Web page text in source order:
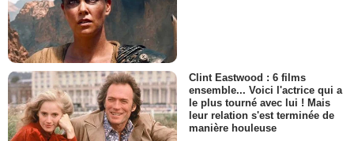
Clint Eastwood : 6 films
ensemble... Voici l'actrice qui a
le plus tourné avec lui ! Mais
leur relation s'est terminée de
manière houleuse